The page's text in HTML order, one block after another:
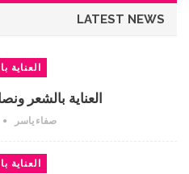
LATEST NEWS
العناية
العناية بالشعر
صفاء ياسر
العناية